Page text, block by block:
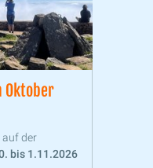
Oktober
auf der
bis 1.11.2026